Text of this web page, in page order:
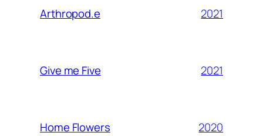
Arthropod.e 2021
Give me Five 2021
Home Flowers 2020